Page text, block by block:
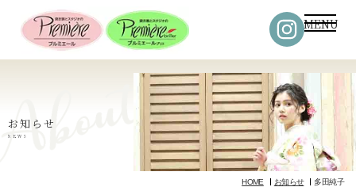
MENU
HOME お知らせ 多田純子
お知らせ
NEWS